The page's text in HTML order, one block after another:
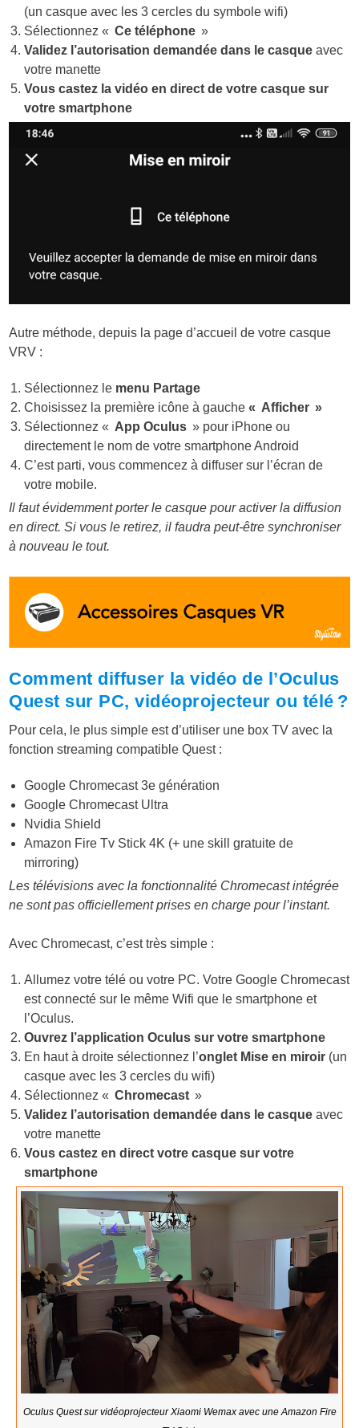
(un casque avec les 3 cercles du symbole wifi)
Sélectionnez «Ce téléphone »
Validez l’autorisation demandée dans le casque avec
votre manette
Vous castez la vidéo en direct de votre casque sur
votre smartphone
Autre méthode, depuis la page d’accueil de votre casque
VRV :
Sélectionnez le menu Partage
Choisissez la première icône à gauche « Afficher »
Sélectionnez « App Oculus » pour iPhone ou
directement le nom de votre smartphone Android
C’est parti, vous commencez à diffuser sur l’écran de
votre mobile.
Il faut évidemment porter le casque pour activer la diffusion
en direct. Si vous le retirez, il faudra peut-être synchroniser
à nouveau le tout.
Comment diffuser la vidéo de l’Oculus
Quest sur PC, vidéoprojecteur ou télé ?
Pour cela, le plus simple est d’utiliser une box TV avec la
fonction streaming compatible Quest :
Google Chromecast 3e génération
Google Chromecast Ultra
Nvidia Shield
Amazon Fire Tv Stick 4K (+ une skill gratuite de
mirroring)
Les télévisions avec la fonctionnalité Chromecast intégrée
ne sont pas officiellement prises en charge pour l’instant.
Avec Chromecast, c’est très simple :
Allumez votre télé ou votre PC. Votre Google Chromecast
est connecté sur le même Wifi que le smartphone et
l’Oculus.
Ouvrez l’application Oculus sur votre smartphone
En haut à droite sélectionnez l’onglet Mise en miroir (un
casque avec les 3 cercles du wifi)
Sélectionnez «Chromecast »
Validez l’autorisation demandée dans le casque avec
votre manette
Vous castez en direct votre casque sur votre
smartphone
Oculus Quest sur vidéoprojecteur Xiaomi Wemax avec une Amazon Fire